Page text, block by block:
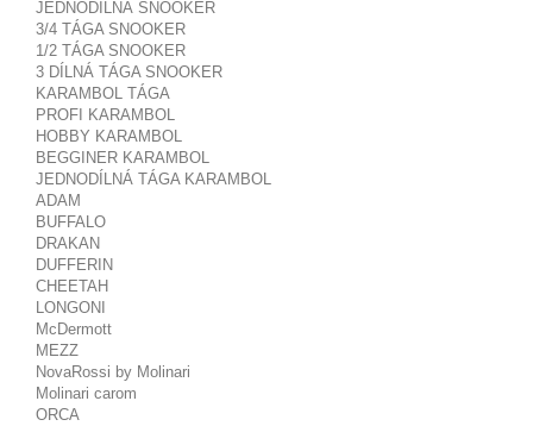
JEDNODÍLNÁ SNOOKER
3/4 TÁGA SNOOKER
1/2 TÁGA SNOOKER
3 DÍLNÁ TÁGA SNOOKER
KARAMBOL TÁGA
PROFI KARAMBOL
HOBBY KARAMBOL
BEGGINER KARAMBOL
JEDNODÍLNÁ TÁGA KARAMBOL
ADAM
BUFFALO
DRAKAN
DUFFERIN
CHEETAH
LONGONI
McDermott
MEZZ
NovaRossi by Molinari
Molinari carom
ORCA